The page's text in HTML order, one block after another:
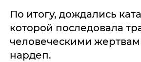
По итогу, дождались
которой последовала
человеческими
нардеп.